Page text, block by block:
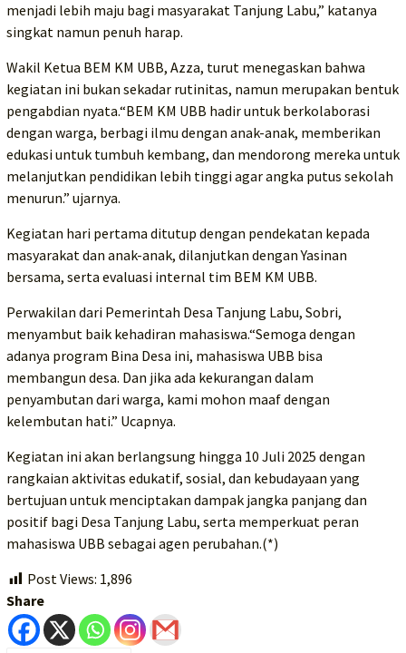
menjadi lebih maju bagi masyarakat Tanjung Labu,” katanya
singkat namun penuh harap.
Wakil Ketua BEM KM UBB, Azza, turut menegaskan bahwa
kegiatan ini bukan sekadar rutinitas, namun merupakan bentuk
pengabdian nyata.“BEM KM UBB hadir untuk berkolaborasi
dengan warga, berbagi ilmu dengan anak-anak, memberikan
edukasi untuk tumbuh kembang, dan mendorong mereka untuk
melanjutkan pendidikan lebih tinggi agar angka putus sekolah
menurun.” ujarnya.
Kegiatan hari pertama ditutup dengan pendekatan kepada
masyarakat dan anak-anak, dilanjutkan dengan Yasinan
bersama, serta evaluasi internal tim BEM KM UBB.
Perwakilan dari Pemerintah Desa Tanjung Labu, Sobri,
menyambut baik kehadiran mahasiswa.“Semoga dengan
adanya program Bina Desa ini, mahasiswa UBB bisa
membangun desa. Dan jika ada kekurangan dalam
penyambutan dari warga, kami mohon maaf dengan
kelembutan hati.” Ucapnya.
Kegiatan ini akan berlangsung hingga 10 Juli 2025 dengan
rangkaian aktivitas edukatif, sosial, dan kebudayaan yang
bertujuan untuk menciptakan dampak jangka panjang dan
positif bagi Desa Tanjung Labu, serta memperkuat peran
mahasiswa UBB sebagai agen perubahan.(*)
Post Views: 1,896
Share